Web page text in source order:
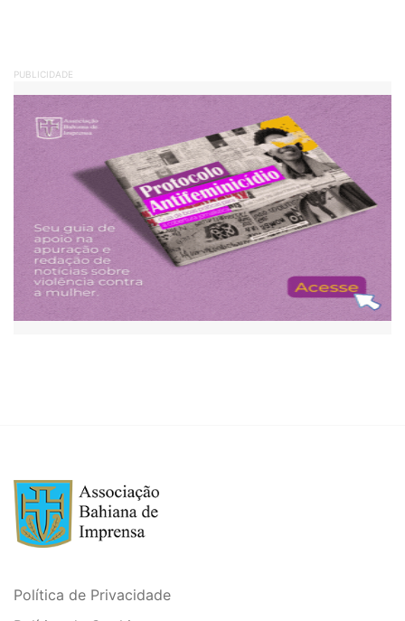
PUBLICIDADE
Política de Privacidade